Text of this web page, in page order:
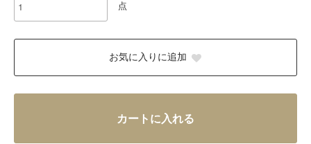
点
お気に入りに追加
カートに入れる